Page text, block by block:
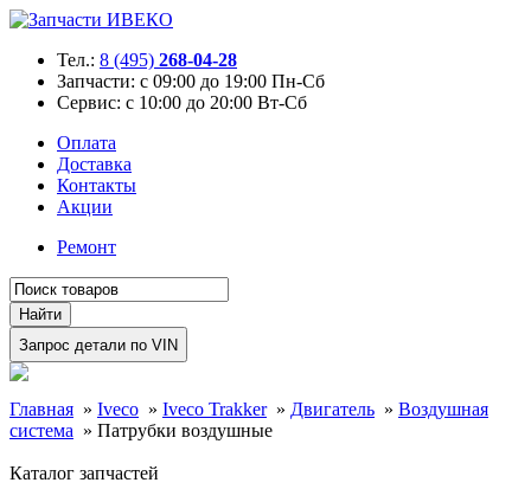
Тел.: 8 (495) 268-04-28
Запчасти: с 09:00 до 19:00 Пн-Сб
Сервис: с 10:00 до 20:00 Вт-Сб
Оплата
Доставка
Контакты
Акции
Ремонт
Главная » Iveco » Iveco Trakker » Двигатель » Воздушная
система » Патрубки воздушные
Каталог запчастей